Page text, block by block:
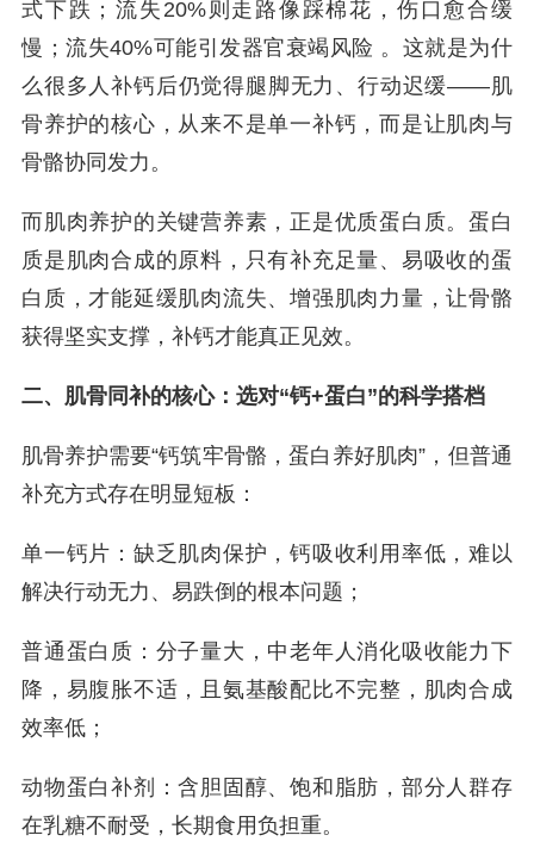
式下跌；流失20%则走路像踩棉花，伤口愈合缓
慢；流失40%可能引发器官衰竭风险 。这就是为什
么很多人补钙后仍觉得腿脚无力、行动迟缓——肌
骨养护的核心，从来不是单一补钙，而是让肌肉与
骨骼协同发力。
而肌肉养护的关键营养素，正是优质蛋白质。蛋白
质是肌肉合成的原料，只有补充足量、易吸收的蛋
白质，才能延缓肌肉流失、增强肌肉力量，让骨骼
获得坚实支撑，补钙才能真正见效。
二、肌骨同补的核心：选对“钙+蛋白”的科学搭档
肌骨养护需要“钙筑牢骨骼，蛋白养好肌肉”，但普通
补充方式存在明显短板：
单一钙片：缺乏肌肉保护，钙吸收利用率低，难以
解决行动无力、易跌倒的根本问题；
普通蛋白质：分子量大，中老年人消化吸收能力下
降，易腹胀不适，且氨基酸配比不完整，肌肉合成
效率低；
动物蛋白补剂：含胆固醇、饱和脂肪，部分人群存
在乳糖不耐受，长期食用负担重。